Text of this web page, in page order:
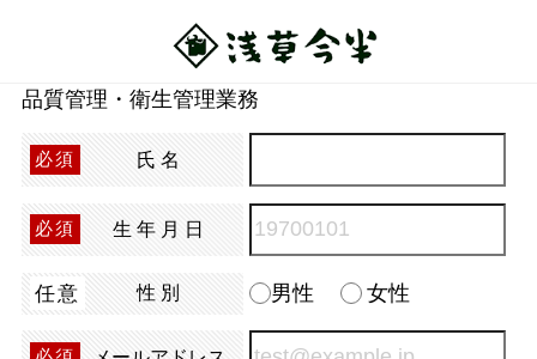
品質管理・衛生管理業務
必須 氏名
必須 生年月日
任意 性別 男性 女性